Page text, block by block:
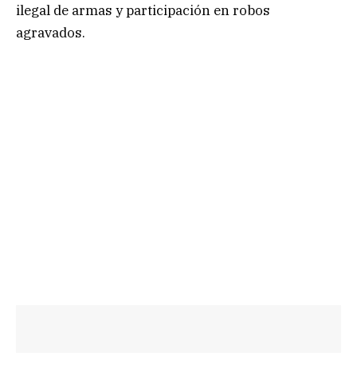
ilegal de armas y participación en robos
agravados.